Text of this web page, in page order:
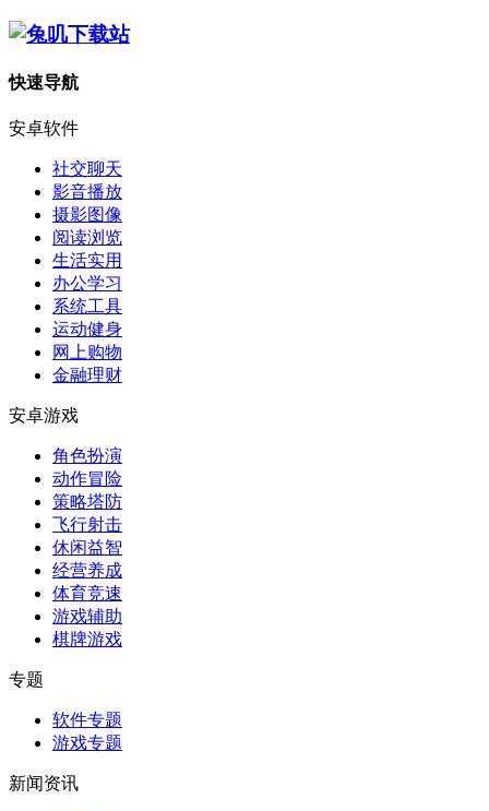
快速导航
安卓软件
社交聊天
影音播放
摄影图像
阅读浏览
生活实用
办公学习
系统工具
运动健身
网上购物
金融理财
安卓游戏
角色扮演
动作冒险
策略塔防
飞行射击
休闲益智
经营养成
体育竞速
游戏辅助
棋牌游戏
专题
软件专题
游戏专题
新闻资讯